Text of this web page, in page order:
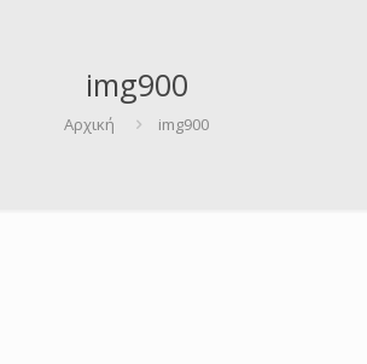
img900
Αρχική img900